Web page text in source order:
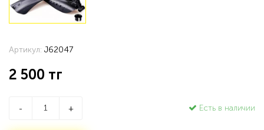
Артикул: J62047
2 500 тг
- + Есть в наличии